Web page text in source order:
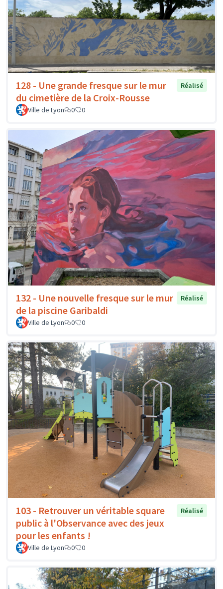
128 - Une grande fresque sur le mur
du cimetière de la Croix-Rousse
Réalisé
Ville de Lyon 0 0
132 - Une nouvelle fresque sur le mur
de la piscine Garibaldi
Réalisé
Ville de Lyon 0 0
103 - Retrouver un véritable square
public à l'Observance avec des jeux
pour les enfants !
Réalisé
Ville de Lyon 0 0